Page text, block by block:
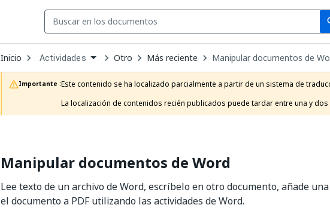
Inicio Open
Dropdown
to
choose
product
Actividades Otro Más reciente Manipular documentos de
Importante :Este contenido se ha localizado parcialmente a partir de un sistema de
La localización de contenidos recién publicados puede tardar entre una y
Manipular documentos de Word
Lee texto de un archivo de Word, escríbelo en otro documento, añade
el documento a PDF utilizando las actividades de Word.